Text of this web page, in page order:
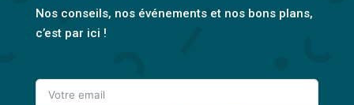
Nos conseils, nos événements et nos bons plans,
c’est par ici !